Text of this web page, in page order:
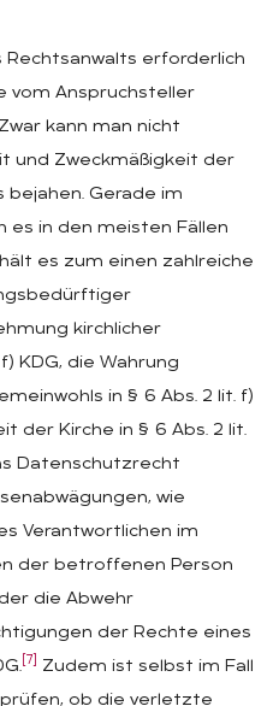
erforderlich
vom Anspruchsteller
Zwar kann man nicht
und Zweckmäßigkeit der
bejahen. Gerade im
es in den meisten Fällen
es zum einen zahlreiche
kirchlicher
KDG, die Wahrung
in § 6 Abs. 2 lit. f)
der Kirche in § 6 Abs. 2 lit.
Datenschutzrecht
wie
Verantwortlichen im
der betroffenen Person
die Abwehr
der Rechte eines
[7]
Zudem ist selbst im Fall
ob die verletzte